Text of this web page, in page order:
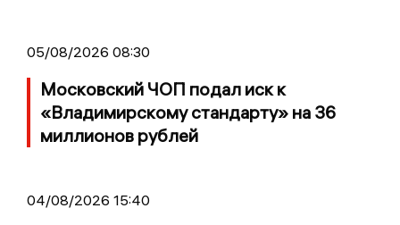
05/08/2026 08:30
Московский ЧОП подал иск к
«Владимирскому стандарту» на 36
миллионов рублей
04/08/2026 15:40